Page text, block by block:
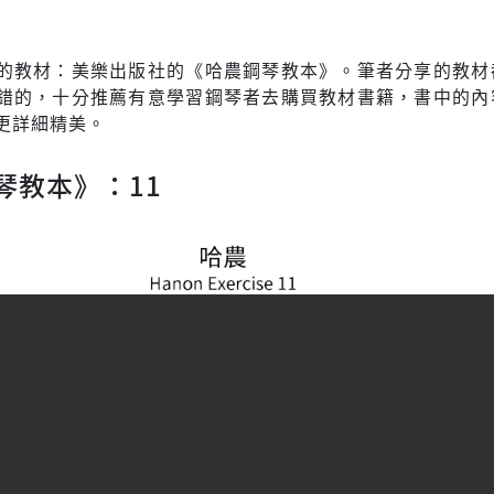
教材：美樂出版社的《哈農鋼琴教本》。筆者分享的教
的，十分推薦有意學習鋼琴者去購買教材書籍，書中的
詳細精美。
教本》：11